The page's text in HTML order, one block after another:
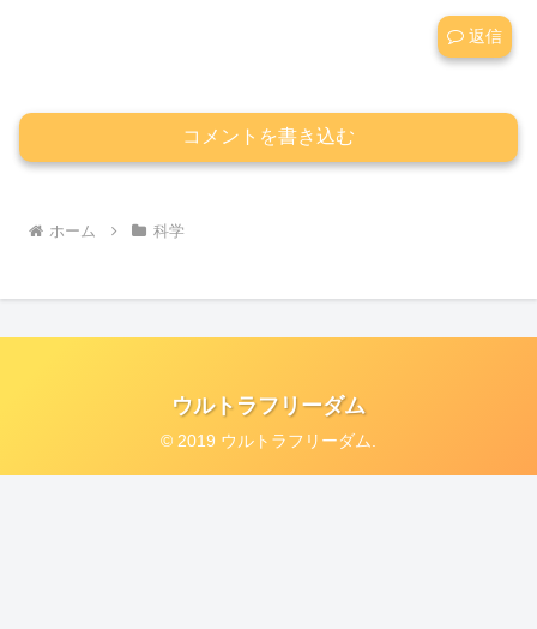
返信
コメントを書き込む
ホーム 科学
ウルトラフリーダム
© 2019 ウルトラフリーダム.